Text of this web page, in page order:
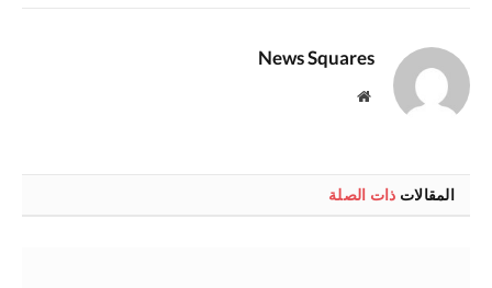
News Squares
موقع
المقالات ذات الصلة